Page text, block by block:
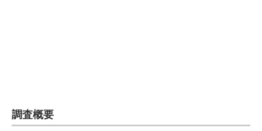
電子設計の基本と応用
調査概要